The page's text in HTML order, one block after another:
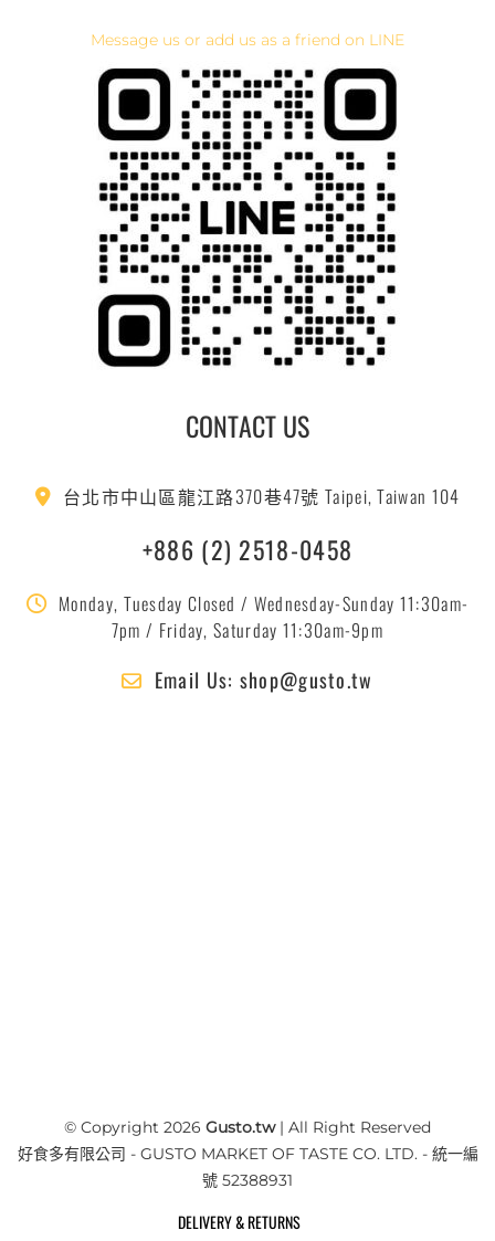
Message us or add us as a friend on LINE
CONTACT US
台北市中山區龍江路370巷47號 Taipei, Taiwan 104
+886 (2) 2518-0458
Monday, Tuesday Closed / Wednesday-Sunday 11:30am-
7pm / Friday, Saturday 11:30am-9pm
Email Us: shop@gusto.tw
© Copyright 2026 Gusto.tw| All Right Reserved
好食多有限公司 - GUSTO MARKET OF TASTE CO. LTD. - 統一編
號 52388931
DELIVERY & RETURNS